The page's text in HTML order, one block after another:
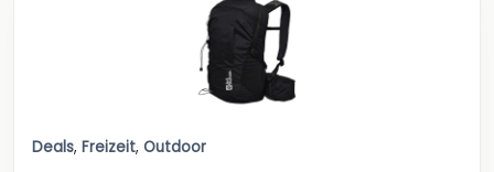
Deals, Freizeit, Outdoor